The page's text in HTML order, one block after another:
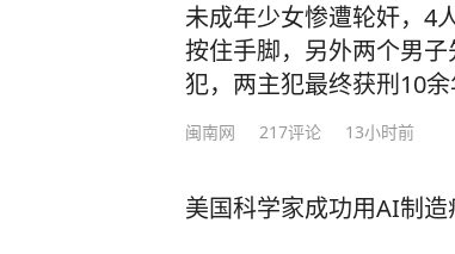
未成年少女惨遭轮奸，4
按住手脚，另外两个男
犯，两主犯最终获刑10余
闽南网 217评论 13小时前
美国科学家成功用AI制